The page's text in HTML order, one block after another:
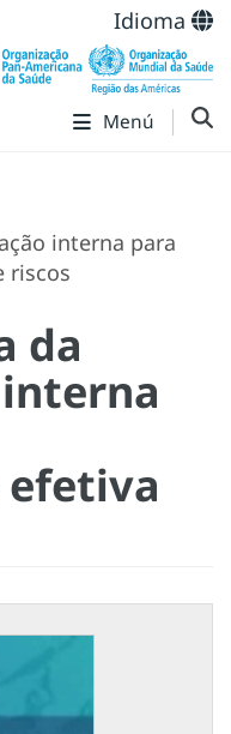
Idioma
Menú
interna para
riscos
da